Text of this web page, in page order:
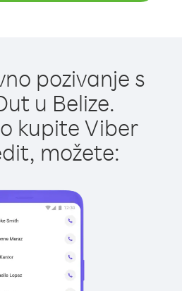
pozivanje s
u Belize.
kupite Viber
možete: